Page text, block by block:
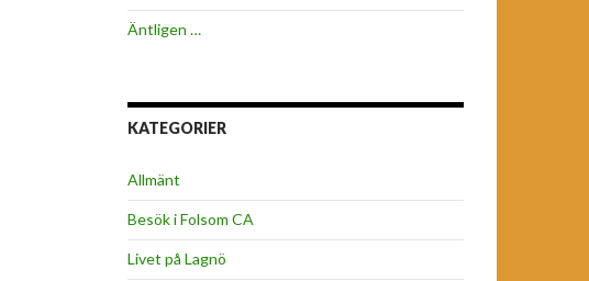
Äntligen …
KATEGORIER
Allmänt
Besök i Folsom CA
Livet på Lagnö